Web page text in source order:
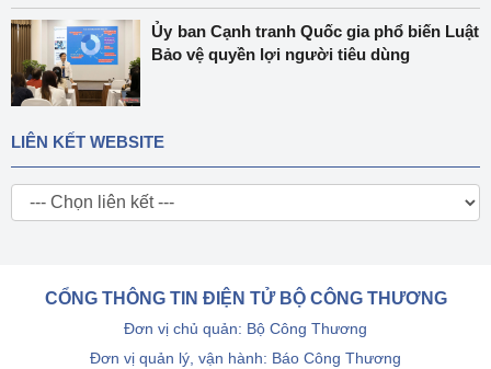
Ủy ban Cạnh tranh Quốc gia phổ biến Luật
Bảo vệ quyền lợi người tiêu dùng
LIÊN KẾT WEBSITE
CỔNG THÔNG TIN ĐIỆN TỬ BỘ CÔNG THƯƠNG
Đơn vị chủ quản: Bộ Công Thương
Đơn vị quản lý, vận hành: Báo Công Thương